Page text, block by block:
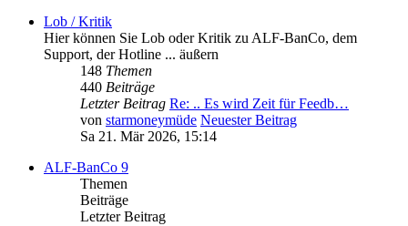
Lob / Kritik
Hier können Sie Lob oder Kritik zu ALF-BanCo, dem
Support, der Hotline ... äußern
148 Themen
440 Beiträge
Letzter Beitrag Re: .. Es wird Zeit für Feedb…
von starmoneymüde Neuester Beitrag
Sa 21. Mär 2026, 15:14
ALF-BanCo 9
Themen
Beiträge
Letzter Beitrag